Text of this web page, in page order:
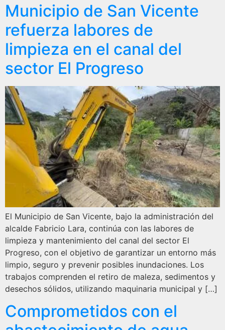
Municipio de San Vicente
refuerza labores de
limpieza en el canal del
sector El Progreso
El Municipio de San Vicente, bajo la administración del
alcalde Fabricio Lara, continúa con las labores de
limpieza y mantenimiento del canal del sector El
Progreso, con el objetivo de garantizar un entorno más
limpio, seguro y prevenir posibles inundaciones. Los
trabajos comprenden el retiro de maleza, sedimentos y
desechos sólidos, utilizando maquinaria municipal y […]
Comprometidos con el